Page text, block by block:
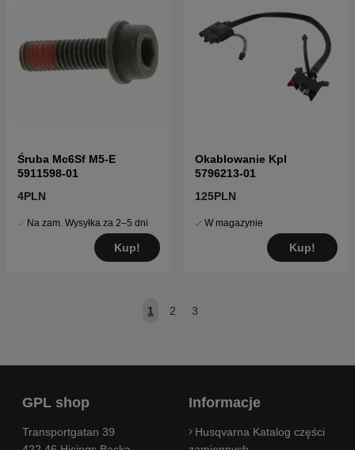
Śruba Mc6Sf M5-E
5911598-01
4PLN
Na zam. Wysyłka za 2–5 dni
Kup!
Okablowanie Kpl
5796213-01
125PLN
W magazynie
Kup!
1 2 3
GPL shop
Transportgatan 39
Informacje
Husqvarna Katalog części